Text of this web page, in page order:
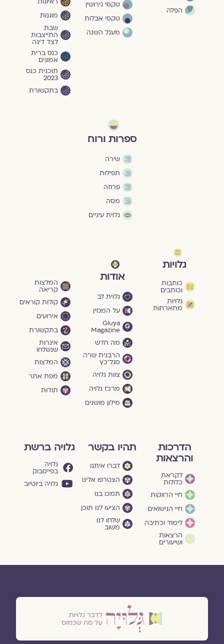
הפלה
טקסי גירושין
טקסי אבלות
מעגל השנה
מוגנוּת
שבת
התייצבות
לצד דינה
כנס ברית
אמונים
תוכנית כנס
2023
בתקשורת
ספרות ורוח
שירה
תפילות
פרוזה
מסה
גלוית עיניים
גלויות
כותבות
וכותבים
גלויות
מתארחות
אודות
גלוית לב
על המגזין
Gluya
Magazine
מה חדש
הרבנית שרה
סגל־כץ
צוות גלויה
מרכז גלויה
מילון מושגים
המלצות
קריאה
קולות קוראים
אירועים
בתקשורת
איגרות
שנשלחו
המלצות
מפת אתר
תודות
הדרכות
והרצאות
לקראת
כלולות
חיי הרווקות
חיי הנישואים
לימוד וכתיבה
הרצאות
ושיעורים
תהיו בקשר
דברו איתנו
הצטרפו אלינו
תמכו בנו
הציעו לנו תוכן
שלחו לנו
משוב
גלויה ברשת
גלויה
בפייסבוק
גלויה ביוטיוב